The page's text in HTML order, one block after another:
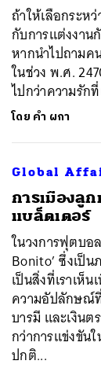
ถ้าให้เลือกระห
กับการแต่งงาน
หากนำไปถาม
ในช่วง พ.ศ.
ไปกว่าความรักที่
โดย คำ ผกา
Global
การเมืองลู
แบล็ตเตอร์
ในวงการฟุตบอ
Bonito’ ซึ่งเป็
เป็นสิ่งที่เราเห็
ความอัปลักษณ์
บารมี และเงิน
กว่าการแข่งขัน
ปกติ...